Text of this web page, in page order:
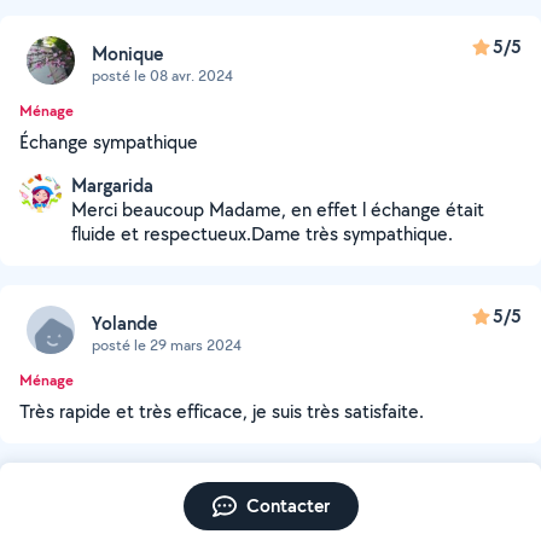
Monique
posté le 08 avr. 2024
5/5
Ménage
Échange sympathique
Margarida
Merci beaucoup Madame, en effet l échange était
fluide et respectueux.Dame très sympathique.
Yolande
posté le 29 mars 2024
5/5
Ménage
Très rapide et très efficace, je suis très satisfaite.
Contacter